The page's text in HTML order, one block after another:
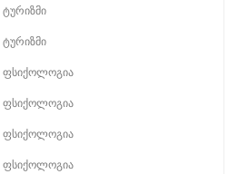
ტურიზმი
ტურიზმი
ფსიქოლოგია
ფსიქოლოგია
ფსიქოლოგია
ფსიქოლოგია